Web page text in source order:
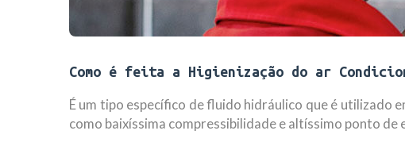
Como é feita a Higienização do ar
É um tipo específico de fluido hidráulico que é utilizado
como baixíssima compressibilidade e altíssimo ponto de